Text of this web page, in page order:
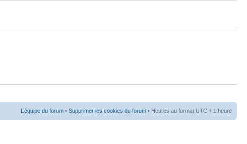
L’équipe du forum • Supprimer les cookies du forum • Heures au format UTC + 1 heure